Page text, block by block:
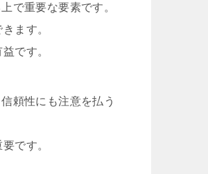
で重要な要素です。
ます。
です。
頼性にも注意を払う
です。